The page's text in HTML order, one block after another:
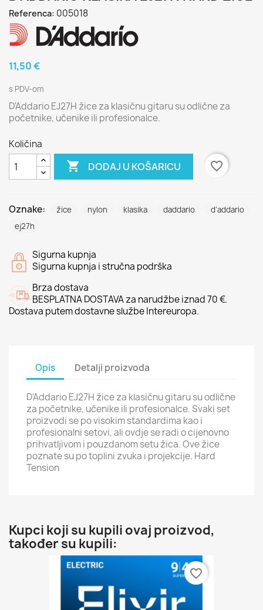
Referenca: 005018
11,50 €
s PDV-om
D'Addario EJ27H žice za klasičnu gitaru su odlične za
početnike, učenike ili profesionalce.
Količina
 DODAJ U KOŠARICU favorite_border
Oznake: žice nylon klasika daddario
d'addario
ej27h
Sigurna kupnja
Sigurna kupnja i stručna podrška
Brza dostava
BESPLATNA DOSTAVA za narudžbe iznad 70 €.
Dostava putem dostavne službe Intereuropa.
Opis Detalji proizvoda
D'Addario EJ27H žice za klasičnu gitaru su odlične
za početnike, učenike ili profesionalce. Svaki set
proizvodi se po visokim standardima kao i
profesionalni setovi, ali ovdje se radi o cijenovno
prihvatljivom i pouzdanom setu žica. Ove žice
poznate su po toplini zvuka i projekcije. Hard
Tension
Kupci koji su kupili ovaj proizvod,
također su kupili:
favorite_border